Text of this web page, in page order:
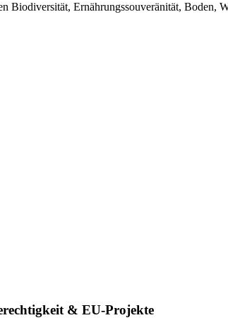
Ernährungssouveränität, Boden,
& EU-Projekte